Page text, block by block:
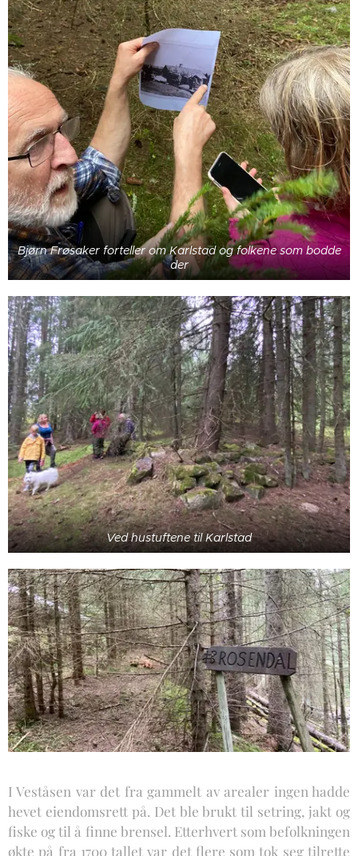
Bjørn Frøsaker forteller om Karlstad og folkene som bodde
der
Ved hustuftene til Karlstad
I Veståsen var det fra gammelt av arealer ingen hadde
hevet eiendomsrett på. Det ble brukt til setring, jakt og
fiske og til å finne brensel. Etterhvert som befolkningen
økte på fra 1700 tallet var det flere som tok seg tilrette